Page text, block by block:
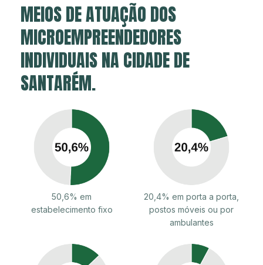
MEIOS DE ATUAÇÃO DOS
MICROEMPREENDEDORES
INDIVIDUAIS NA CIDADE DE
SANTARÉM.
50,6% em
estabelecimento fixo
20,4% em porta a porta,
postos móveis ou por
ambulantes